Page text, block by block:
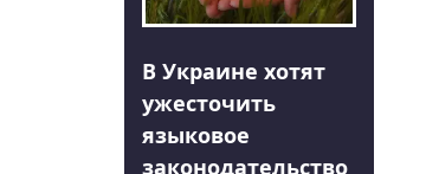
В Украине хотят
ужесточить
языковое
законодательство